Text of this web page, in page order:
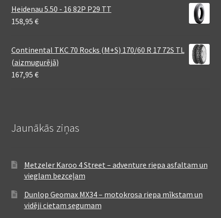
Heidenau 5.50 - 16 82P P29 TT
158,95 €
Continental TKC 70 Rocks (M+S) 170/60 R 17 72S TL
(aizmugurējā)
167,95 €
Jaunākās ziņas
Metzeler Karoo 4 Street – adventure riepa asfaltam un
vieglam bezceļam
Dunlop Geomax MX34 – motokrosa riepa mīkstam un
vidēji cietam segumam